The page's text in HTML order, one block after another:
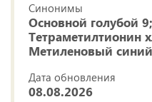
Синонимы
Основной голубой
Тетраметилтионин
Метиленовый
Дата обновления
08.08.2026